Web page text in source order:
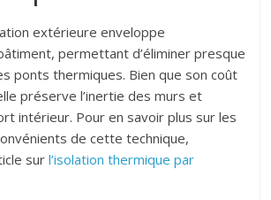
extérieure enveloppe
permettant d’éliminer presque
ponts thermiques. Bien que son coût
préserve l’inertie des murs et
intérieur. Pour en savoir plus sur les
de cette technique,
surl’isolation thermique par